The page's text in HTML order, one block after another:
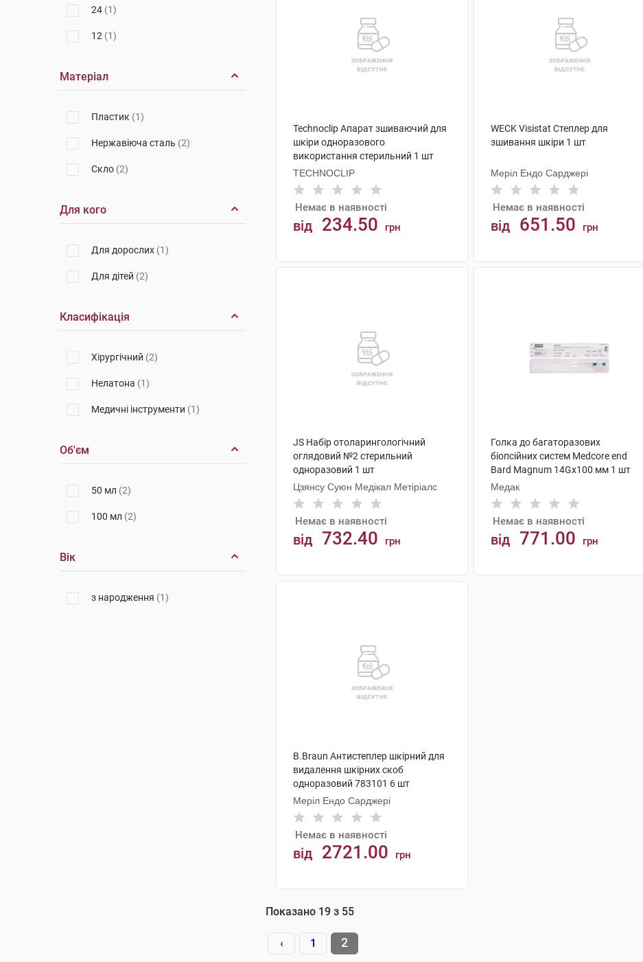
24 (1)
12 (1)
Матеріал
Пластик (1)
Нержавіюча сталь (2)
Cкло (2)
Для кого
Для дорослих (1)
Для дітей (2)
Класифікація
Хірургічний (2)
Нелатона (1)
Медичні інструменти (1)
Об'єм
50 мл (2)
100 мл (2)
Вік
з народження (1)
Technoclip Апарат зшиваючий для
шкіри одноразового
використання стерильний 1 шт
TECHNOCLIP
Немає в наявності
від 234.50 грн
WECK Visistat Степлер для
зшивання шкіри 1 шт
Меріл Ендо Сарджері
Немає в наявності
від 651.50 грн
JS Набір отоларингологічний
оглядовий №2 стерильний
одноразовий 1 шт
Цзянсу Суюн Медікал Метіріалс
Немає в наявності
від 732.40 грн
Голка до багаторазових
біопсійних систем Medcore end
Bard Magnum 14Gх100 мм 1 шт
Медак
Немає в наявності
від 771.00 грн
B.Braun Антистеплер шкірний для
видалення шкірних скоб
одноразовий 783101 6 шт
Меріл Ендо Сарджері
Немає в наявності
від 2721.00 грн
АНАЛОГИ
Показано 19 з 55
‹ 1 2